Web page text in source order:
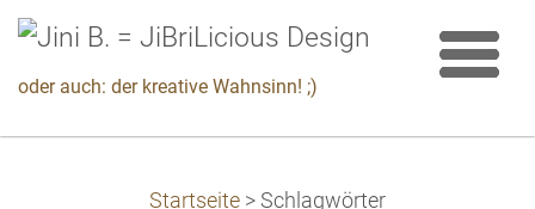
oder auch: der kreative Wahnsinn! ;)
Startseite > Schlagwörter